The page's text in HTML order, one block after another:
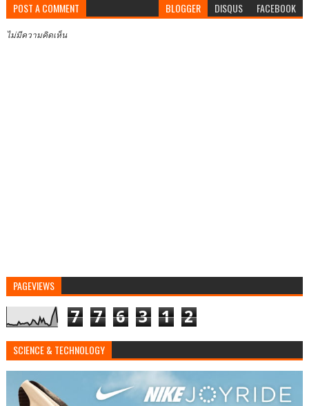
POST A COMMENT BLOGGER DISQUS FACEBOOK
ไม่มีความคิดเห็น
PAGEVIEWS
7 7 6 3 1 2
SCIENCE & TECHNOLOGY